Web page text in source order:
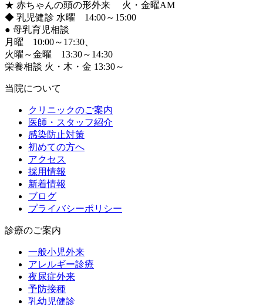
★ 赤ちゃんの頭の形外来 火・金曜AM
◆ 乳児健診 水曜 14:00～15:00
● 母乳育児相談
月曜 10:00～17:30、
火曜～金曜 13:30～14:30
栄養相談 火・木・金 13:30～
当院について
クリニックのご案内
医師・スタッフ紹介
感染防止対策
初めての方へ
アクセス
採用情報
新着情報
ブログ
プライバシーポリシー
診療のご案内
一般小児外来
アレルギー診療
夜尿症外来
予防接種
乳幼児健診